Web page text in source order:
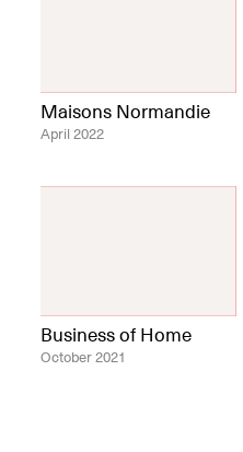
Maisons Normandie
April 2022
Business of Home
October 2021